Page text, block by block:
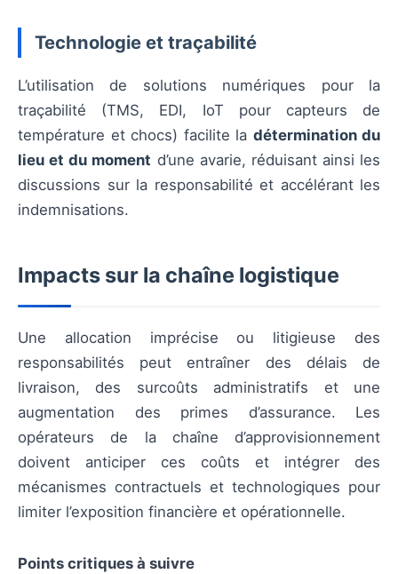
Technologie et traçabilité
L’utilisation de solutions numériques pour la
traçabilité (TMS, EDI, IoT pour capteurs de
température et chocs) facilite la détermination du
lieu et du moment d’une avarie, réduisant ainsi les
discussions sur la responsabilité et accélérant les
indemnisations.
Impacts sur la chaîne logistique
Une allocation imprécise ou litigieuse des
responsabilités peut entraîner des délais de
livraison, des surcoûts administratifs et une
augmentation des primes d’assurance. Les
opérateurs de la chaîne d’approvisionnement
doivent anticiper ces coûts et intégrer des
mécanismes contractuels et technologiques pour
limiter l’exposition financière et opérationnelle.
Points critiques à suivre